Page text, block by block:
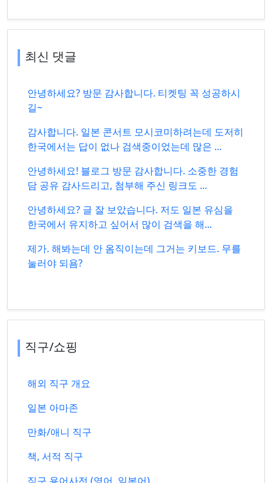
최신 댓글
안녕하세요? 방문 감사합니다. 티켓팅 꼭 성공하시
길~
감사합니다. 일본 콘서트 모시코미하려는데 도저히
한국에서는 답이 없나 검색중이었는데 많은 ...
안녕하세요! 블로그 방문 감사합니다. 소중한 경험
담 공유 감사드리고, 첨부해 주신 링크도 ...
안녕하세요? 글 잘 보았습니다. 저도 일본 유심을
한국에서 유지하고 싶어서 많이 검색을 해...
제가. 해봐는데 안 옴직이는데 그거는 키보드. 무를
눌러야 되욤?
직구/쇼핑
해외 직구 개요
일본 아마존
만화/애니 직구
책, 서적 직구